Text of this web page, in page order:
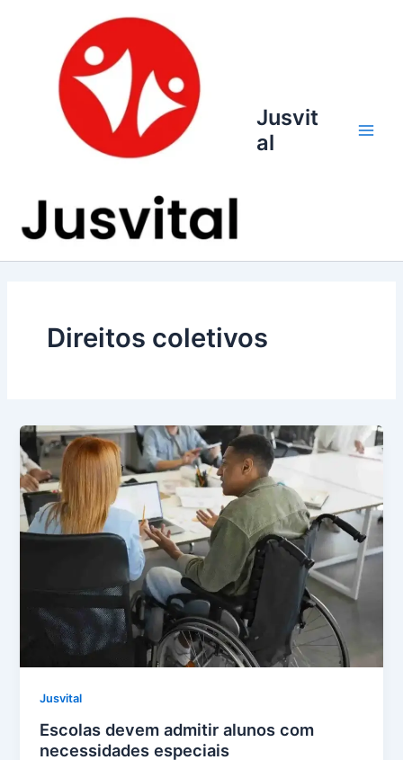
Jusvit
al
Direitos coletivos
Jusvital
Escolas devem admitir alunos com
necessidades especiais